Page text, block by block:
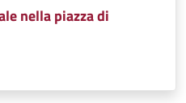
nella piazza di